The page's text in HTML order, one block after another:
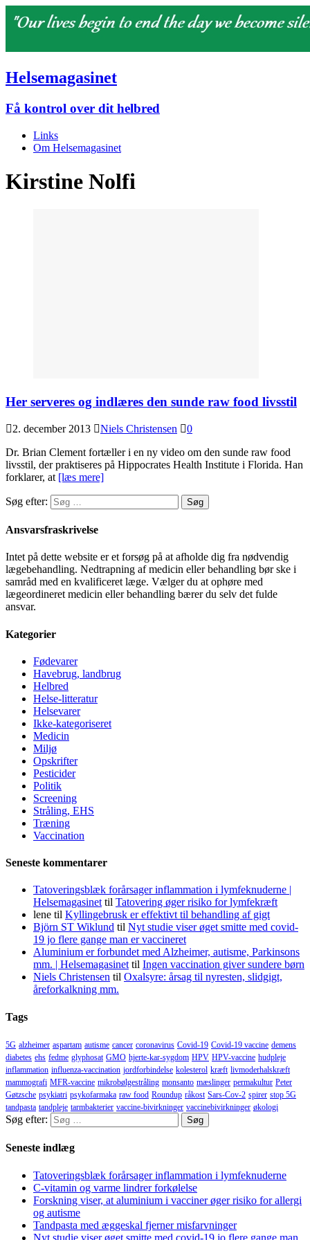
Helsemagasinet
Få kontrol over dit helbred
Links
Om Helsemagasinet
Kirstine Nolfi
Her serveres og indlæres den sunde raw food livsstil
2. december 2013 Niels Christensen
0
Dr. Brian Clement fortæller i en ny video om den sunde raw food
livsstil, der praktiseres på Hippocrates Health Institute i Florida. Han
forklarer, at [læs mere]
Søg efter:
Ansvarsfraskrivelse
Intet på dette website er et forsøg på at afholde dig fra nødvendig
lægebehandling. Nedtrapning af medicin eller behandling bør ske i
samråd med en kvalificeret læge. Vælger du at ophøre med
lægeordineret medicin eller behandling bærer du selv det fulde
ansvar.
Kategorier
Fødevarer
Havebrug, landbrug
Helbred
Helse-litteratur
Helsevarer
Ikke-kategoriseret
Medicin
Miljø
Opskrifter
Pesticider
Politik
Screening
Stråling, EHS
Træning
Vaccination
Seneste kommentarer
Tatoveringsblæk forårsager inflammation i lymfeknuderne |
Helsemagasinettil Tatovering øger risiko for lymfekræft
lene til Kyllingebrusk er effektivt til behandling af gigt
Björn ST Wiklund til Nyt studie viser øget smitte med covid-
19 jo flere gange man er vaccineret
Aluminium er forbundet med Alzheimer, autisme, Parkinsons
mm. | Helsemagasinettil Ingen vaccination giver sundere børn
Niels Christensen til Oxalsyre: årsag til nyresten, slidgigt,
åreforkalkning mm.
Tags
5G alzheimer aspartam autisme cancer coronavirus Covid-19 Covid-19 vaccine demens
diabetes ehs fedme glyphosat GMO hjerte-kar-sygdom HPV HPV-vaccine hudpleje
inflammation influenza-vaccination jordforbindelse kolesterol kræft livmoderhalskræft
mammografi MFR-vaccine mikrobølgestråling monsanto mæslinger permakultur Peter
Gøtzsche psykiatri psykofarmaka raw food Roundup råkost Sars-Cov-2 spirer stop 5G
tandpasta tandpleje tarmbakterier vaccine-bivirkninger vaccinebivirkninger økologi
Søg efter:
Seneste indlæg
Tatoveringsblæk forårsager inflammation i lymfeknuderne
C-vitamin og varme lindrer forkølelse
Forskning viser, at aluminium i vacciner øger risiko for allergi
og autisme
Tandpasta med æggeskal fjerner misfarvninger
Nyt studie viser øget smitte med covid-19 jo flere gange man